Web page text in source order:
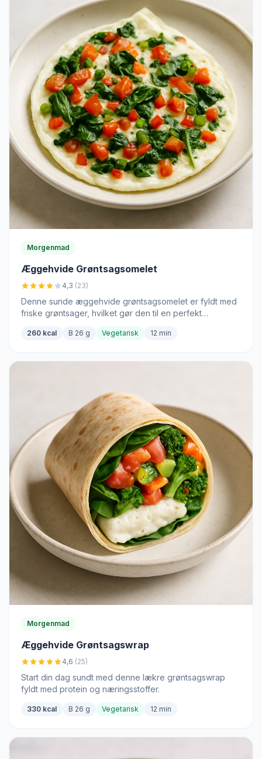
Morgenmad
Æggehvide Grøntsagsomelet
4,3 (23)
Denne sunde æggehvide grøntsagsomelet er fyldt med
friske grøntsager, hvilket gør den til en perfekt
260 kcal B 26 g Vegetarisk 12 min
Morgenmad
Æggehvide Grøntsagswrap
4,6 (25)
Start din dag sundt med denne lækre grøntsagswrap
fyldt med protein og næringsstoffer.
330 kcal B 26 g Vegetarisk 12 min